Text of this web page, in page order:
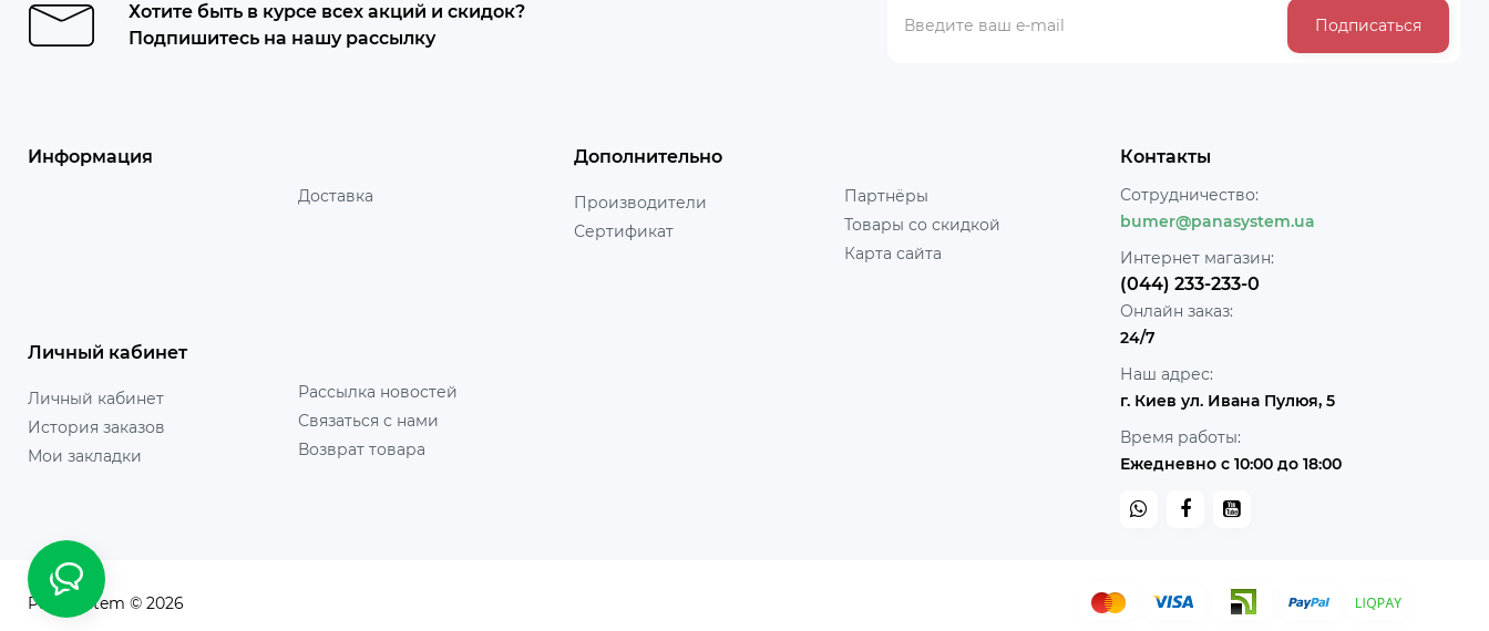
Хотите быть в курсе всех акций и скидок?
Подпишитесь на нашу рассылку
Подписаться
Информация
Доставка
Дополнительно
Производители
Сертификат
Партнёры
Товары со скидкой
Карта сайта
Личный кабинет
Личный кабинет
История заказов
Мои закладки
Рассылка новостей
Связаться с нами
Возврат товара
Контакты
Сотрудничество:
bumer@panasystem.ua
Интернет магазин:
(044) 233-233-0
Онлайн заказ:
24/7
Наш адрес:
г. Киев ул. Ивана Пулюя, 5
Время работы:
Ежедневно с 10:00 до 18:00
PanaSystem © 2026